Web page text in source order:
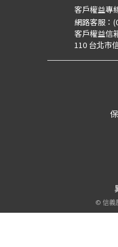
客戶權益專
網路客服：
客戶權益信
110 台北市
©信義